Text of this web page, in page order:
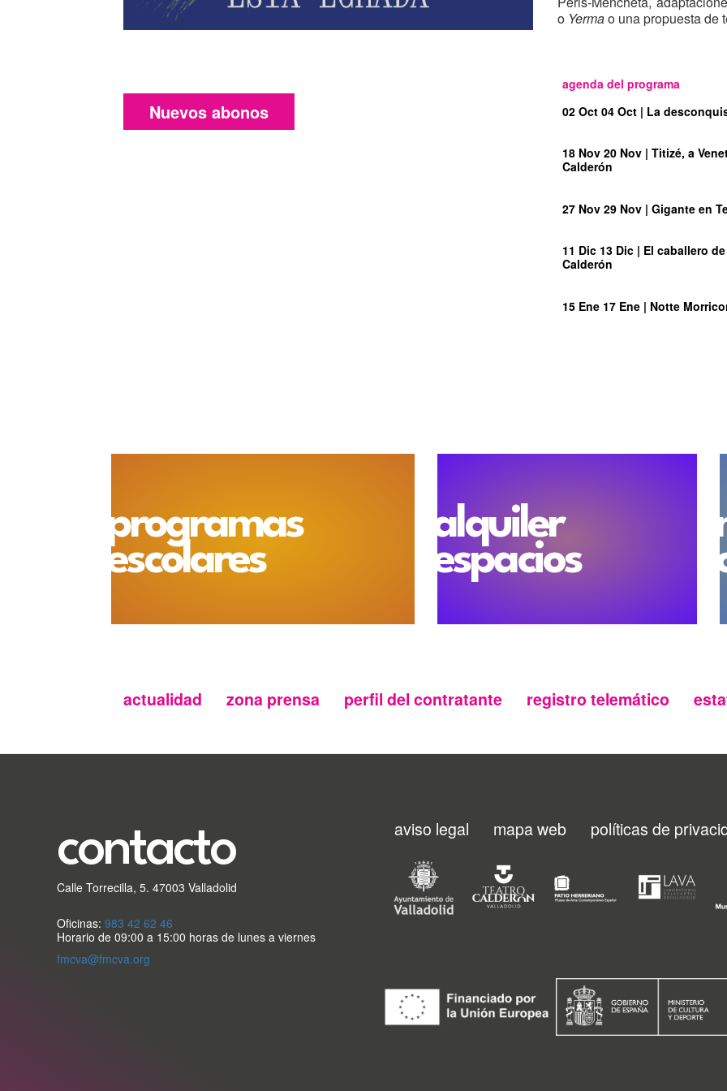
o Yermao una propuesta de
Butterflyy la zarzuela
Nuevos abonos de
septiembre.
Taquilla: lunes a
Online en
Nuevos abonos
agenda del programa
02 Oct 04 Oct | La
18 Nov 20 Nov | Titizé, a
Calderón
27 Nov 29 Nov | Gigante en
11 Dic 13 Dic | El caballero
Calderón
15 Ene 17 Ene | Notte
12 Feb 14 Feb | La colmena
| Compañía
Calderón
programas
escolares
alquiler
espacios
secundario
actualidad zona prensa perfil del contratante registro telemático
contacto
Calle Torrecilla, 5. 47003 Valladolid
Oficinas: 983 42 62 46
Horario de 09:00 a 15:00 horas de lunes a viernes
fmcva@fmcva.org
Menu
footer
aviso legal mapa web políticas de